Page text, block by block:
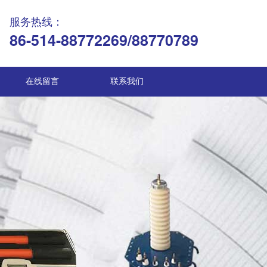
服务热线：
86-514-88772269/88770789
在线留言 联系我们